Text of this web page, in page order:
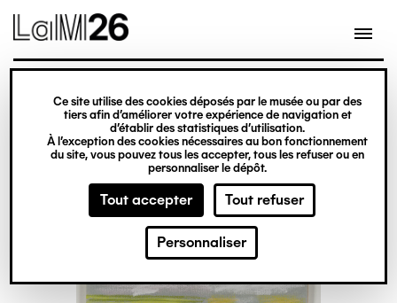
Gestion des cookies
Ce site utilise des cookies déposés par le musée ou par des
tiers afin d’améliorer votre expérience de navigation et
d’établir des statistiques d’utilisation.
À l’exception des cookies nécessaires au bon fonctionnement
du site, vous pouvez tous les accepter, tous les refuser ou en
personnaliser le dépôt.
Tout accepter Tout refuser
Personnaliser
contenu